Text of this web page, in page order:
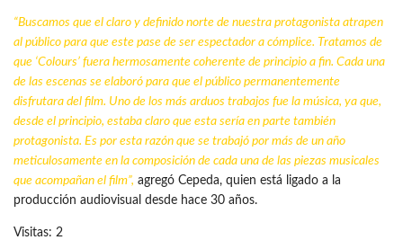
“Buscamos que el claro y definido norte de nuestra protagonista atrapen
al público para que este pase de ser espectador a cómplice. Tratamos de
que ‘Colours’ fuera hermosamente coherente de principio a fin. Cada una
de las escenas se elaboró para que el público permanentemente
disfrutara del film. Uno de los más arduos trabajos fue la música, ya que,
desde el principio, estaba claro que esta sería en parte también
protagonista. Es por esta razón que se trabajó por más de un año
meticulosamente en la composición de cada una de las piezas musicales
que acompañan el film”, agregó Cepeda, quien está ligado a la
producción audiovisual desde hace 30 años.
Visitas: 2